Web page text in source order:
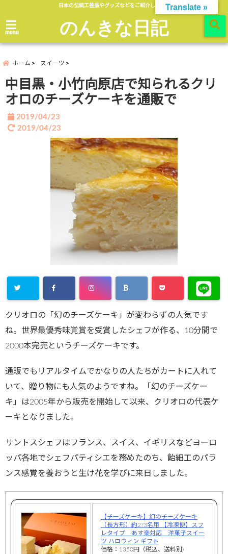
日本の伝統工芸品やグッズなどをご紹介します。
menu のんきな日記
ホーム スイーツ
中目黒・小竹向原店で知られるクリ
オロのチーズケーキを通販で
2019/04/23
2019/04/23
クリオロの「幻のチーズケーキ」が変わらずの人気です
ね。世界最優秀味覚賞を受賞したシェフが作る、10分間で
2000本完売というチーズケーキです。
通販でもリアルタイムでかなりの人たちがカートに入れて
いて、贈り物にも人気のようですね。「幻のチーズケー
キ」は2005年から販売を開始して以来、クリオロの代表ケ
ーキとなりました。
サントスシェフはフランス、スイス、イギリスなどヨーロ
ッパ各地でシェフパティシエを務めたのち、飴細工のパラ
ンス感覚を養おうと生け花を学びに来日しました。
【チーズケーキ】幻のチーズケーキ
（長方形）約2?3名用 【冷凍便】スフ
レタイプ あす楽対応 洋菓子スイー
ツ ハロウィン ギフト
価格：1350円（税込、送料別)
Translate »